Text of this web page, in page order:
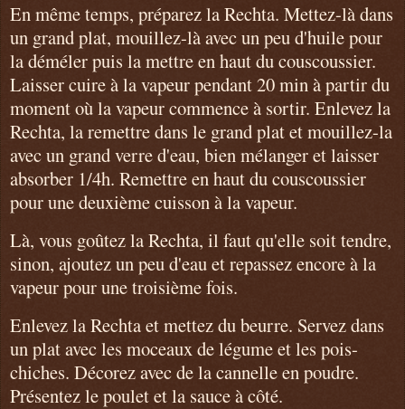
En même temps, préparez la Rechta. Mettez-là dans
un grand plat, mouillez-là avec un peu d'huile pour
la déméler puis la mettre en haut du couscoussier.
Laisser cuire à la vapeur pendant 20 min à partir du
moment où la vapeur commence à sortir. Enlevez la
Rechta, la remettre dans le grand plat et mouillez-la
avec un grand verre d'eau, bien mélanger et laisser
absorber 1/4h. Remettre en haut du couscoussier
pour une deuxième cuisson à la vapeur.
Là, vous goûtez la Rechta, il faut qu'elle soit tendre,
sinon, ajoutez un peu d'eau et repassez encore à la
vapeur pour une troisième fois.
Enlevez la Rechta et mettez du beurre. Servez dans
un plat avec les moceaux de légume et les pois-
chiches. Décorez avec de la cannelle en poudre.
Présentez le poulet et la sauce à côté.